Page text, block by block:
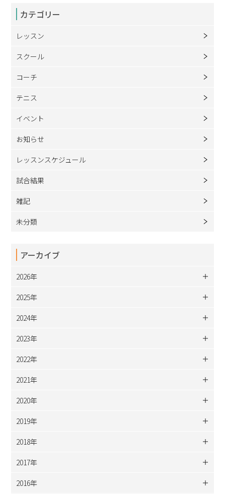
カテゴリー
レッスン
スクール
コーチ
テニス
イベント
お知らせ
レッスンスケジュール
試合結果
雑記
未分類
アーカイブ
2026年
2025年
2024年
2023年
2022年
2021年
2020年
2019年
2018年
2017年
2016年